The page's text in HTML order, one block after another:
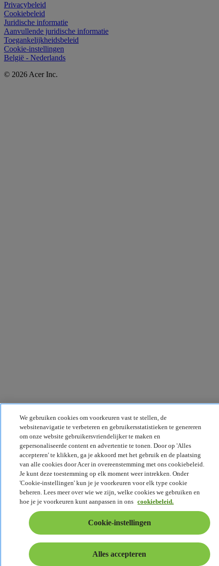
Privacybeleid
Cookiebeleid
Juridische informatie
Aanvullende juridische informatie
Toegankelijkheidsbeleid
Cookie-instellingen
België - Nederlands
© 2026 Acer Inc.
We gebruiken cookies om voorkeuren vast te stellen, de
websitenavigatie te verbeteren en gebruikersstatistieken te genereren
om onze website gebruikersvriendelijker te maken en
gepersonaliseerde content en advertentie te tonen. Door op 'Alles
accepteren' te klikken, ga je akkoord met het gebruik en de plaatsing
van alle cookies door Acer in overeenstemming met ons cookiebeleid.
Je kunt deze toestemming op elk moment weer intrekken. Onder
'Cookie-instellingen' kun je je voorkeuren voor elk type cookie
beheren. Lees meer over wie we zijn, welke cookies we gebruiken en
hoe je je voorkeuren kunt aanpassen in ons cookiebeleid.
Cookie-instellingen
Alles accepteren